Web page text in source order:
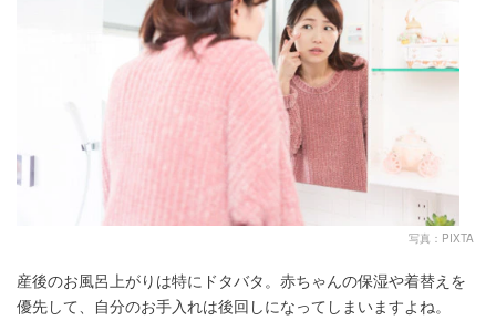
写真：PIXTA
産後のお風呂上がりは特にドタバタ。赤ちゃんの保湿や着替えを
優先して、自分のお手入れは後回しになってしまいますよね。